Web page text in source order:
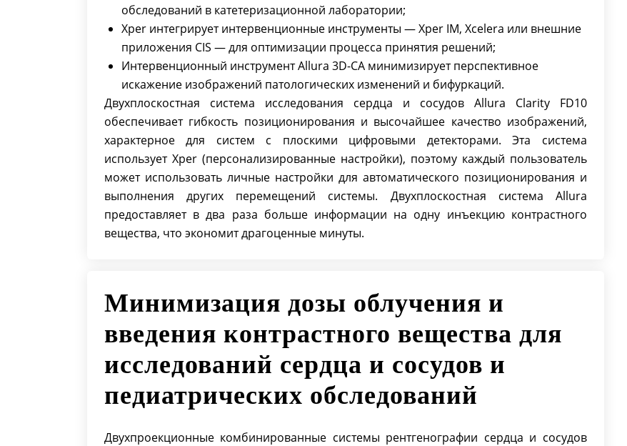
обследований в катетеризационной лаборатории;
Xper интегрирует интервенционные инструменты — Xper IM, Xcelera или внешние
приложения CIS — для оптимизации процесса принятия решений;
Интервенционный инструмент Allura 3D-CA минимизирует перспективное
искажение изображений патологических изменений и бифуркаций.
Двухплоскостная система исследования сердца и сосудов Allura Clarity FD10
обеспечивает гибкость позиционирования и высочайшее качество изображений,
характерное для систем с плоскими цифровыми детекторами. Эта система
использует Xper (персонализированные настройки), поэтому каждый пользователь
может использовать личные настройки для автоматического позиционирования и
выполнения других перемещений системы. Двухплоскостная система Allura
предоставляет в два раза больше информации на одну инъекцию контрастного
вещества, что экономит драгоценные минуты.
Минимизация дозы облучения и
введения контрастного вещества для
исследований сердца и сосудов и
педиатрических обследований
Двухпроекционные комбинированные системы рентгенографии сердца и сосудов